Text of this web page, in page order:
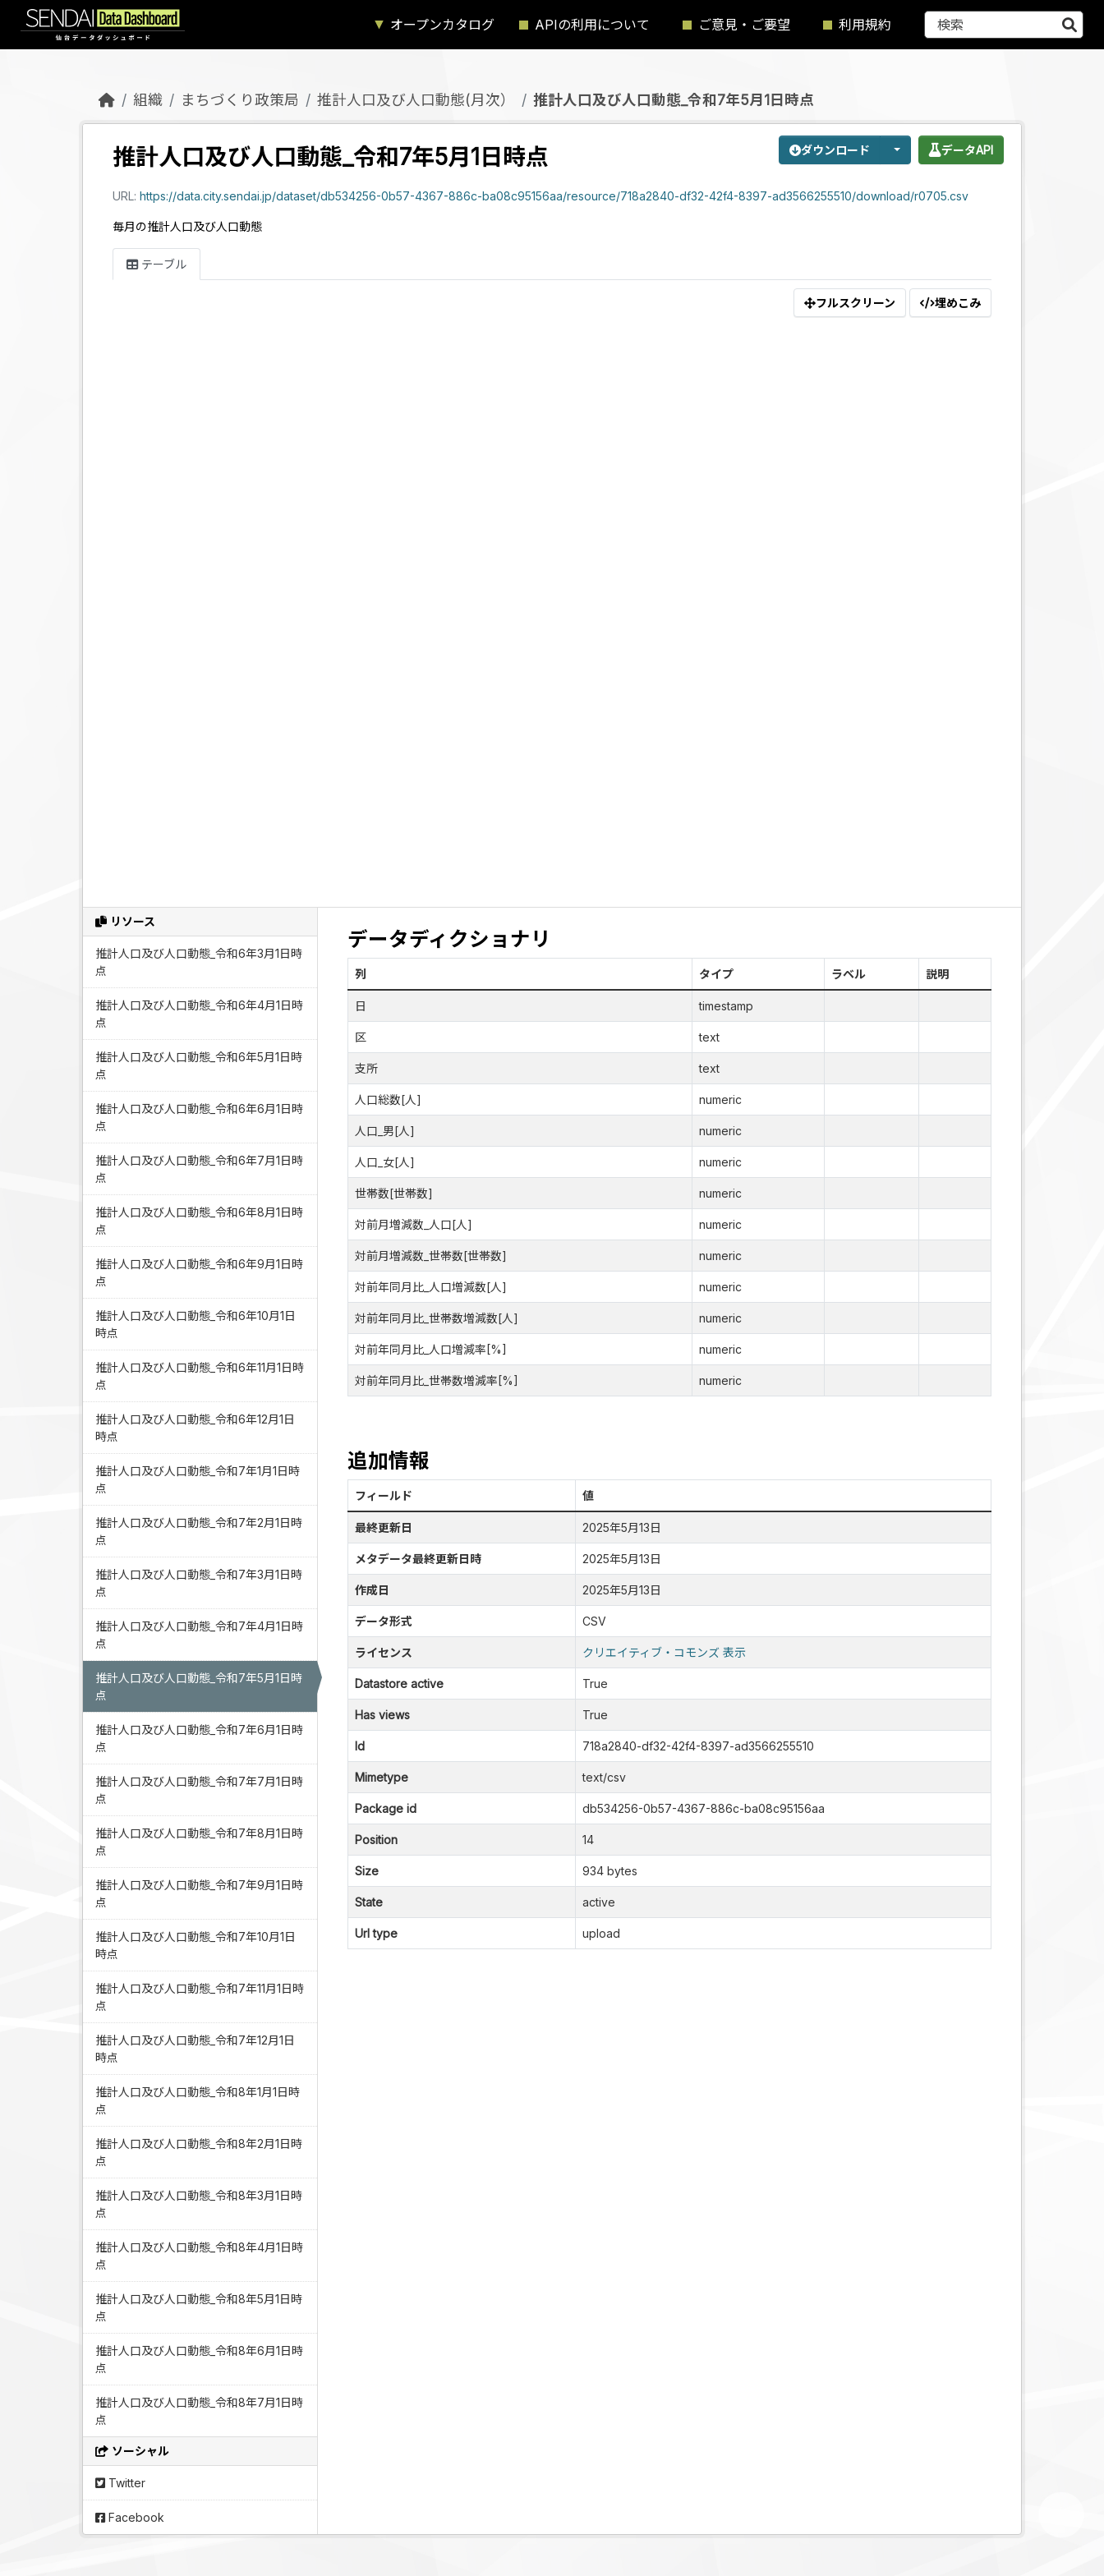
Skip to main content
オープンカタログ APIの利用について ご意見・ご要望 利用規約
組織 まちづくり政策局 推計人口及び人口動態(月次） 推計人口及び人口動態_令和7年5月1日時点
ダウンロード データAPI
推計人口及び人口動態_令和7年5月1日時点
URL: https://data.city.sendai.jp/dataset/db534256-0b57-4367-886c-ba08c95156aa/resource/718a2840-df32-42f4-8397-ad3566255510/download/r0705.csv
毎月の推計人口及び人口動態
テーブル
フルスクリーン 埋めこみ
リソース
推計人口及び人口動態_令和6年3月1日時
点
推計人口及び人口動態_令和6年4月1日時
点
推計人口及び人口動態_令和6年5月1日時
点
推計人口及び人口動態_令和6年6月1日時
点
推計人口及び人口動態_令和6年7月1日時
点
推計人口及び人口動態_令和6年8月1日時
点
推計人口及び人口動態_令和6年9月1日時
点
推計人口及び人口動態_令和6年10月1日
時点
推計人口及び人口動態_令和6年11月1日時
点
推計人口及び人口動態_令和6年12月1日
時点
推計人口及び人口動態_令和7年1月1日時
点
推計人口及び人口動態_令和7年2月1日時
点
推計人口及び人口動態_令和7年3月1日時
点
推計人口及び人口動態_令和7年4月1日時
点
推計人口及び人口動態_令和7年5月1日時
点
推計人口及び人口動態_令和7年6月1日時
点
推計人口及び人口動態_令和7年7月1日時
点
推計人口及び人口動態_令和7年8月1日時
点
推計人口及び人口動態_令和7年9月1日時
点
推計人口及び人口動態_令和7年10月1日
時点
推計人口及び人口動態_令和7年11月1日時
点
推計人口及び人口動態_令和7年12月1日
時点
推計人口及び人口動態_令和8年1月1日時
点
推計人口及び人口動態_令和8年2月1日時
点
推計人口及び人口動態_令和8年3月1日時
点
推計人口及び人口動態_令和8年4月1日時
点
推計人口及び人口動態_令和8年5月1日時
点
推計人口及び人口動態_令和8年6月1日時
点
推計人口及び人口動態_令和8年7月1日時
点
ソーシャル
Twitter
Facebook
データディクショナリ
列 タイプ ラベル 説明
日 timestamp
区 text
支所 text
人口総数[人] numeric
人口_男[人] numeric
人口_女[人] numeric
世帯数[世帯数] numeric
対前月増減数_人口[人] numeric
対前月増減数_世帯数[世帯数] numeric
対前年同月比_人口増減数[人] numeric
対前年同月比_世帯数増減数[人] numeric
対前年同月比_人口増減率[%] numeric
対前年同月比_世帯数増減率[%] numeric
追加情報
フィールド 値
最終更新日 2025年5月13日
メタデータ最終更新日時 2025年5月13日
作成日 2025年5月13日
データ形式 CSV
ライセンス クリエイティブ・コモンズ 表示
Datastore active True
Has views True
Id 718a2840-df32-42f4-8397-ad3566255510
Mimetype text/csv
Package id db534256-0b57-4367-886c-ba08c95156aa
Position 14
Size 934 bytes
State active
Url type upload